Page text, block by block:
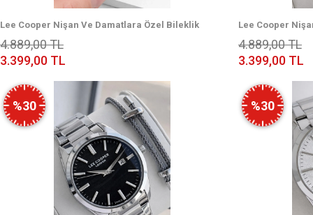
Lee Cooper Nişan Ve Damatlara Özel Bileklik
Hediyeli 2 Yıl Garantili Erkek Kol Saati
ELC.08271.390
4.889,00 TL
3.399,00 TL
Lee Cooper
Hediyeli 2 Yıl
ELC.08231.350
4.889,00 TL
3.399,00 TL
%30 %30